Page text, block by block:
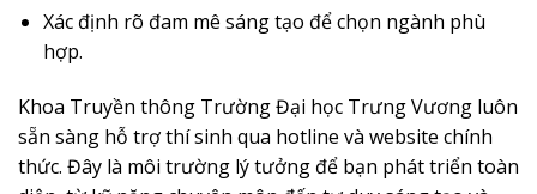
Xác định rõ đam mê sáng tạo để chọn ngành phù
hợp.
Khoa Truyền thông Trường Đại học Trưng Vương luôn
sẵn sàng hỗ trợ thí sinh qua hotline và website chính
thức. Đây là môi trường lý tưởng để bạn phát triển toàn